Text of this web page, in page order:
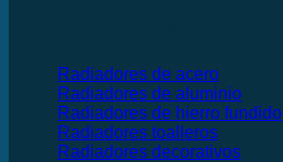
Radiadores de acero
Radiadores de aluminio
Radiadores de hierro fundido
Radiadores toalleros
Radiadores decorativos